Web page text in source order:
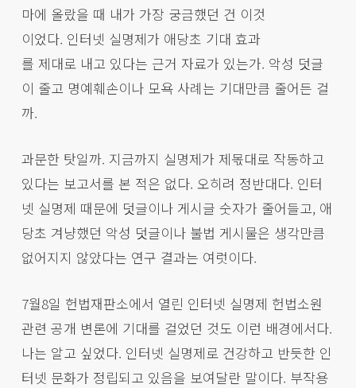
마에 올랐을 때 내가 가장 궁금했던 건 이것
이었다. 인터넷 실명제가 애당초 기대 효과
를 제대로 내고 있다는 근거 자료가 있는가. 악성 덧글
이 줄고 명예훼손이나 모욕 사례는 기대만큼 줄어든 걸
까.
과문한 탓일까. 지금까지 실명제가 제몫대로 작동하고
있다는 보고서를 본 적은 없다. 오히려 정반대다. 인터
넷 실명제 때문에 덧글이나 게시글 숫자가 줄어들고, 애
당초 겨냥했던 악성 덧글이나 불법 게시물은 생각만큼
없어지지 않았다는 연구 결과는 여럿이다.
7월8일 헌법재판소에서 열린 인터넷 실명제 헌법소원
관련 공개 변론에 기대를 걸었던 것도 이런 배경에서다.
나는 알고 싶었다. 인터넷 실명제로 건강하고 반듯한 인
터넷 문화가 정립되고 있음을 보여달란 말이다. 부작용